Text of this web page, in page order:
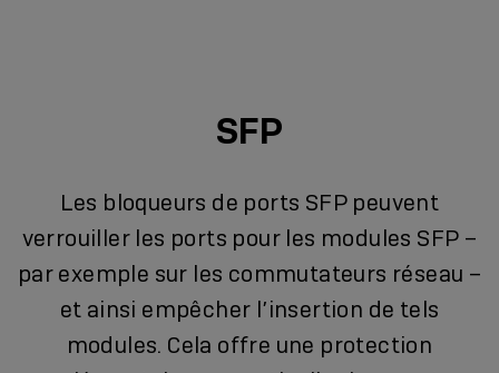
SFP
Les bloqueurs de ports SFP peuvent
verrouiller les ports pour les modules SFP –
par exemple sur les commutateurs réseau –
et ainsi empêcher l’insertion de tels
modules. Cela offre une protection